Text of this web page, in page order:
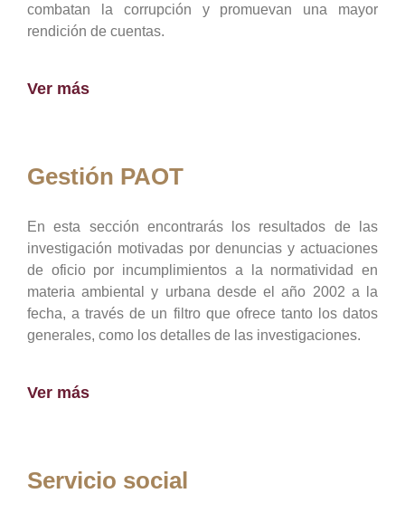
combatan la corrupción y promuevan una mayor
rendición de cuentas.
Ver más
Gestión PAOT
En esta sección encontrarás los resultados de las
investigación motivadas por denuncias y actuaciones
de oficio por incumplimientos a la normatividad en
materia ambiental y urbana desde el año 2002 a la
fecha, a través de un filtro que ofrece tanto los datos
generales, como los detalles de las investigaciones.
Ver más
Servicio social